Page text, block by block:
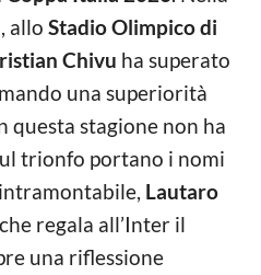
allo Stadio Olimpico di
Chivu ha superato
una superiorità
questa stagione non ha
trionfo portano i nomi
Lautaro
regala all’Inter il
una riflessione